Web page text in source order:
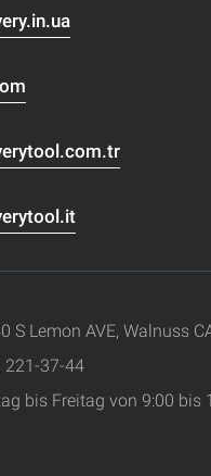
S Lemon AVE, Walnuss
221-37-44
bis Freitag von 9:00 bis